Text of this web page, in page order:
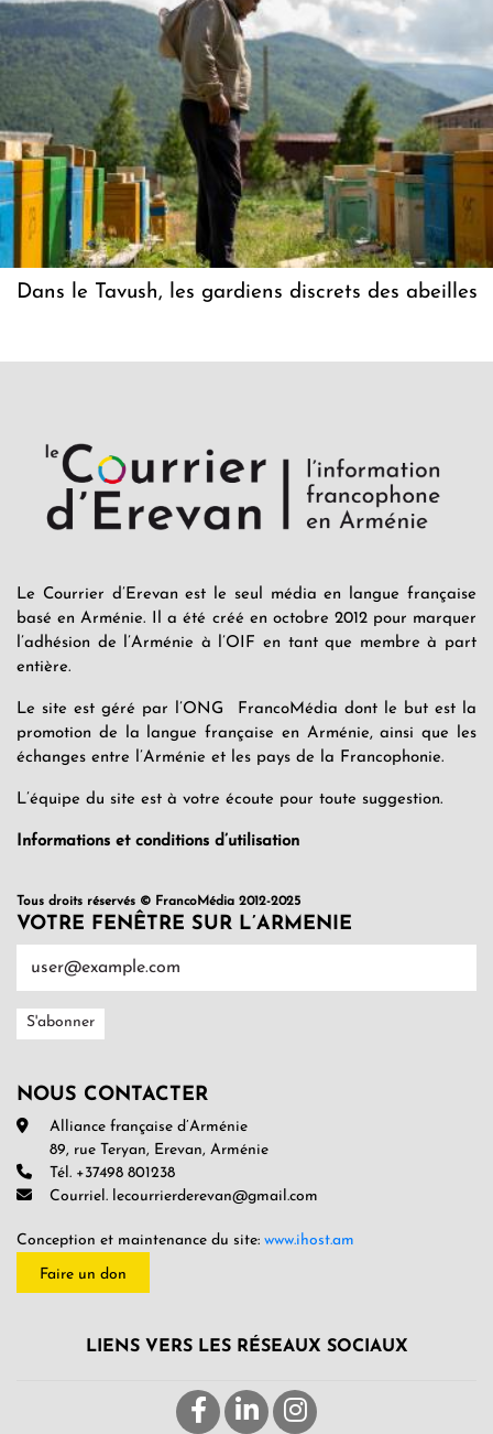
Dans le Tavush, les gardiens discrets des abeilles
Le Courrier d’Erevan est le seul média en langue française
basé en Arménie. Il a été créé en octobre 2012 pour marquer
l’adhésion de l’Arménie à l’OIF en tant que membre à part
entière.
Le site est géré par l’ONG FrancoMédia dont le but est la
promotion de la langue française en Arménie, ainsi que les
échanges entre l’Arménie et les pays de la Francophonie.
L’équipe du site est à votre écoute pour toute suggestion.
Informations et conditions d’utilisation
Tous droits réservés © FrancoMédia 2012-2025
VOTRE FENÊTRE SUR L’ARMENIE
NOUS CONTACTER
Alliance française d’Arménie
89, rue Teryan, Erevan, Arménie
Tél. +37498 801238
Courriel. lecourrierderevan@gmail.com
Conception et maintenance du site: www.ihost.am
Faire un don
LIENS VERS LES RÉSEAUX SOCIAUX